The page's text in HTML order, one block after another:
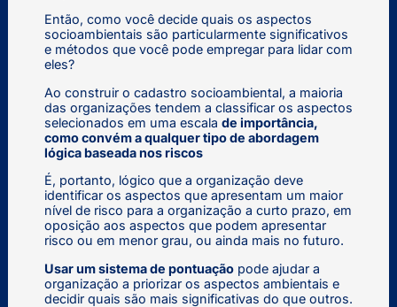
Então, como você decide quais os aspectos
socioambientais são particularmente significativos
e métodos que você pode empregar para lidar com
eles?
Ao construir o cadastro socioambiental, a maioria
das organizações tendem a classificar os aspectos
selecionados em uma escala de importância,
como convém a qualquer tipo de abordagem
lógica baseada nos riscos
É, portanto, lógico que a organização deve
identificar os aspectos que apresentam um maior
nível de risco para a organização a curto prazo, em
oposição aos aspectos que podem apresentar
risco ou em menor grau, ou ainda mais no futuro.
Usar um sistema de pontuaçãopode ajudar a
organização a priorizar os aspectos ambientais e
decidir quais são mais significativas do que outros.